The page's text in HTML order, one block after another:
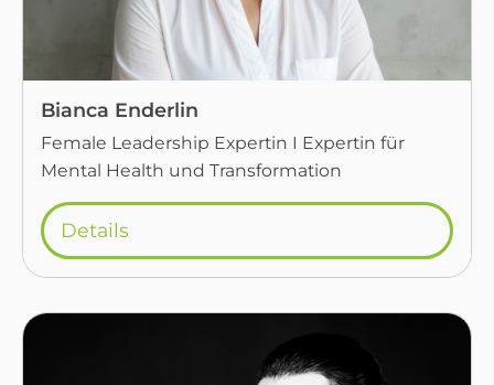
Bianca Enderlin
Female Leadership Expertin I Expertin für
Mental Health und Transformation
Details